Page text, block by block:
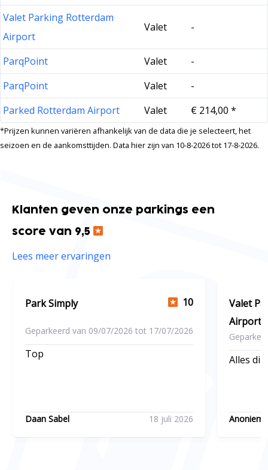
Valet Parking Rotterdam
Airport
Valet -
ParqPoint Valet
-
ParqPoint
Valet
-
Parked Rotterdam Airport
Valet € 214,00 *
*Prijzen kunnen variëren afhankelijk van de data die je selecteert, het
seizoen en de aankomsttijden. Data hier zijn van 10-8-2026 tot 17-8-2026.
Klanten geven onze parkings een
score van 9,5
Lees meer ervaringen
Park Simply 10
Geparkeerd van 09/07/2026 tot 17/07/2026
Top
Daan Sabel 18 juli 2026
Valet
Airport
Alles
Anoniem